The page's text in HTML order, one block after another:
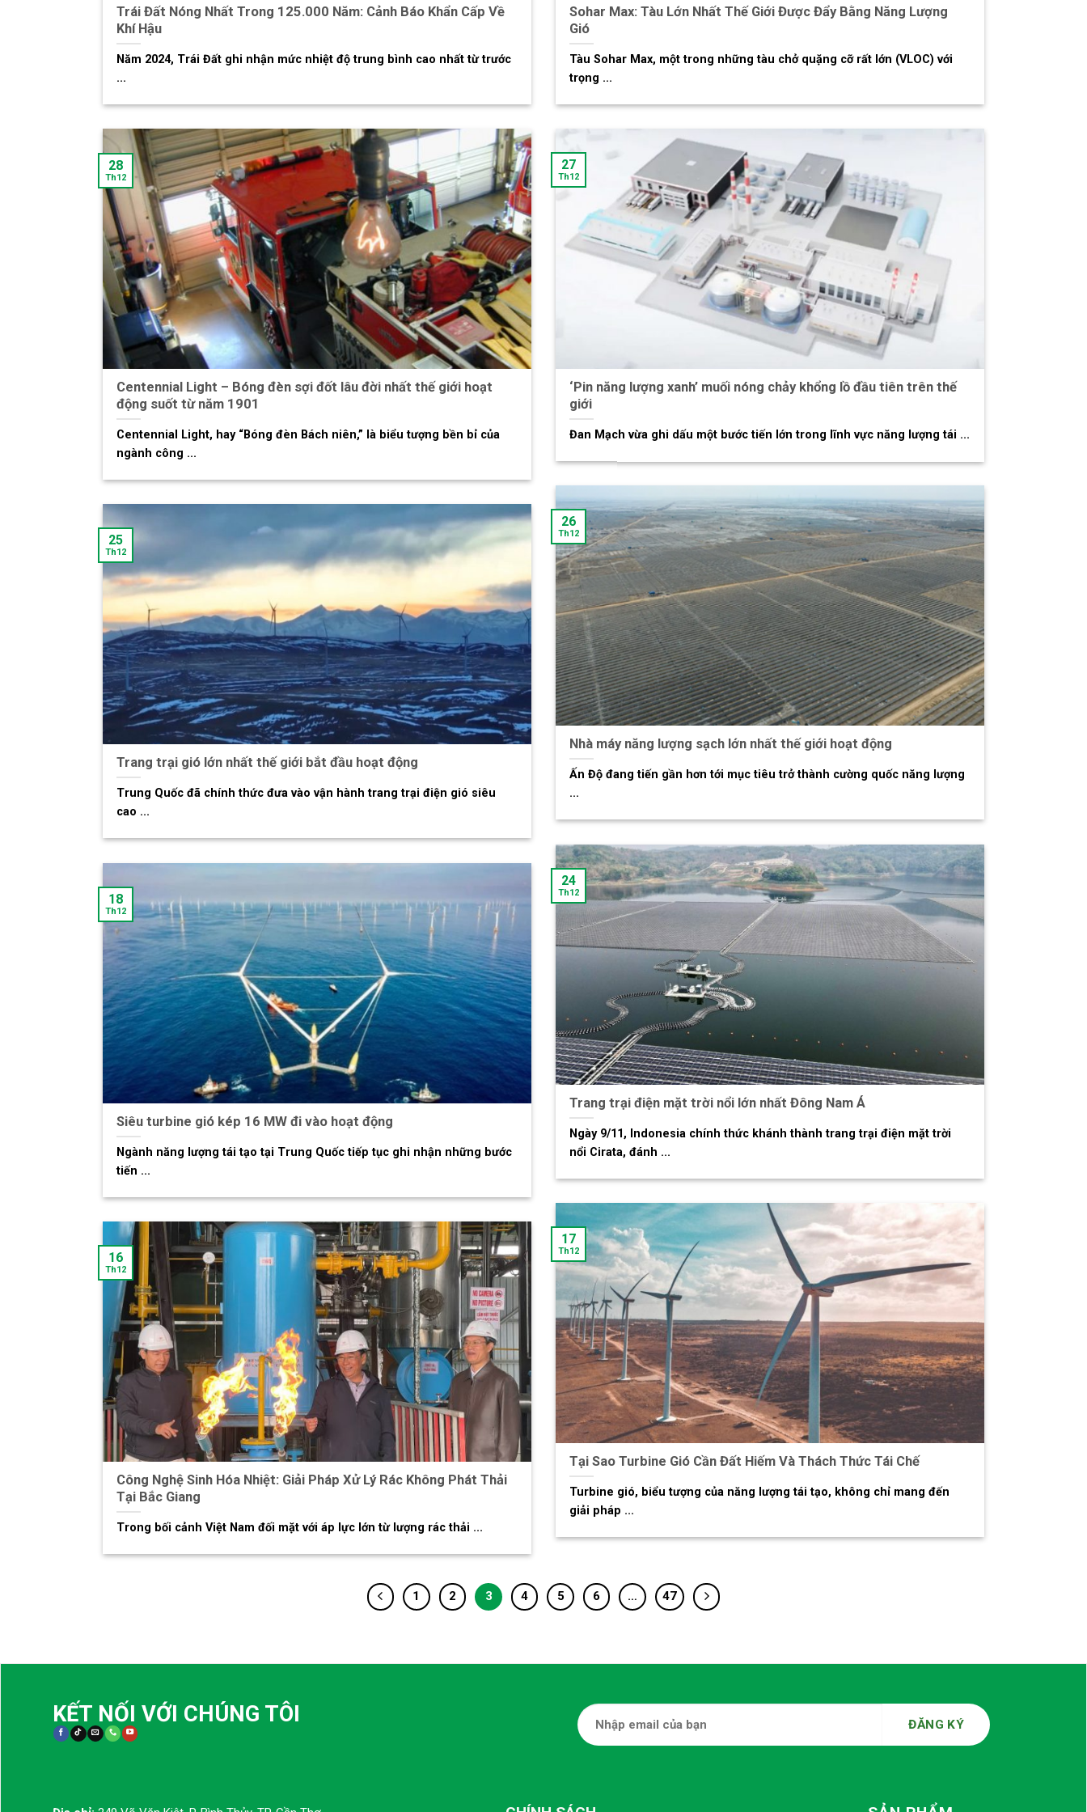
Trái Đất Nóng Nhất Trong 125.000 Năm: Cảnh Báo Khẩn Cấp Về
Khí Hậu
Năm 2024, Trái Đất ghi nhận mức nhiệt độ trung bình cao nhất từ trước
...
Sohar Max: Tàu Lớn Nhất Thế Giới Được Đẩy Bằng Năng Lượng
Gió
Tàu Sohar Max, một trong những tàu chở quặng cỡ rất lớn (VLOC) với
trọng ...
Centennial Light – Bóng đèn sợi đốt lâu đời nhất thế giới hoạt
động suốt từ năm 1901
Centennial Light, hay “Bóng đèn Bách niên,” là biểu tượng bền bỉ của
ngành công ...
28
Th12
‘Pin năng lượng xanh’ muối nóng chảy khổng lồ đầu tiên trên thế
giới
Đan Mạch vừa ghi dấu một bước tiến lớn trong lĩnh vực năng lượng tái ...
27
Th12
Nhà máy năng lượng sạch lớn nhất thế giới hoạt động
Ấn Độ đang tiến gần hơn tới mục tiêu trở thành cường quốc năng lượng
...
26
Th12
Trang trại gió lớn nhất thế giới bắt đầu hoạt động
Trung Quốc đã chính thức đưa vào vận hành trang trại điện gió siêu
cao ...
25
Th12
Trang trại điện mặt trời nổi lớn nhất Đông Nam Á
Ngày 9/11, Indonesia chính thức khánh thành trang trại điện mặt trời
nổi Cirata, đánh ...
24
Th12
Siêu turbine gió kép 16 MW đi vào hoạt động
Ngành năng lượng tái tạo tại Trung Quốc tiếp tục ghi nhận những bước
tiến ...
18
Th12
Tại Sao Turbine Gió Cần Đất Hiếm Và Thách Thức Tái Chế
Turbine gió, biểu tượng của năng lượng tái tạo, không chỉ mang đến
giải pháp ...
17
Th12
Công Nghệ Sinh Hóa Nhiệt: Giải Pháp Xử Lý Rác Không Phát Thải
Tại Bắc Giang
Trong bối cảnh Việt Nam đối mặt với áp lực lớn từ lượng rác thải ...
16
Th12
1 2 3 4 5 6 … 47
KẾT NỐI VỚI CHÚNG TÔI